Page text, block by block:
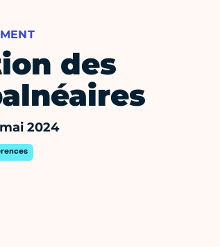
des
2024